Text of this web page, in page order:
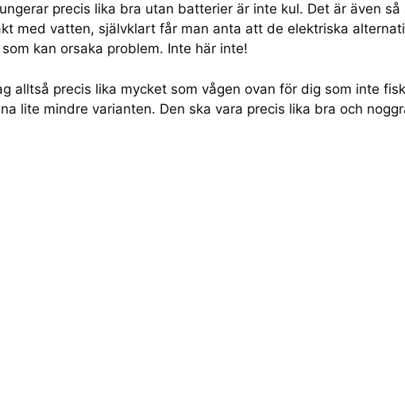
precis lika bra utan batterier är inte kul. Det är även så
med vatten, självklart får man anta att de elektriska
kan orsaka problem. Inte här inte!
alltså precis lika mycket som vågen ovan för dig som inte
lite mindre varianten. Den ska vara precis lika bra och